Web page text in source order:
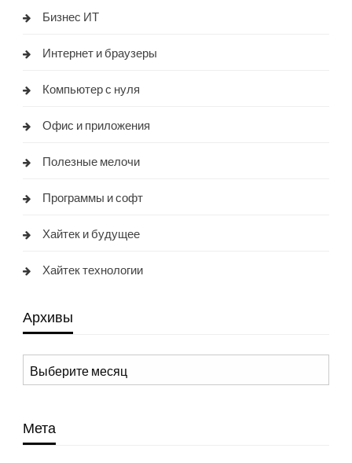
Бизнес ИТ
Интернет и браузеры
Компьютер с нуля
Офис и приложения
Полезные мелочи
Программы и софт
Хайтек и будущее
Хайтек технологии
Архивы
Архивы
Мета